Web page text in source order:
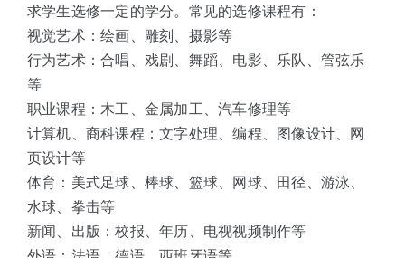
求学生选修一定的学分。常见的选修课程有：
视觉艺术：绘画、雕刻、摄影等
行为艺术：合唱、戏剧、舞蹈、电影、乐队、管弦乐
等
职业课程：木工、金属加工、汽车修理等
计算机、商科课程：文字处理、编程、图像设计、网
页设计等
体育：美式足球、棒球、篮球、网球、田径、游泳、
水球、拳击等
新闻、出版：校报、年历、电视视频制作等